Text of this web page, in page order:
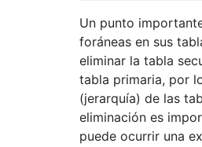
Un punto
foráneas en sus
eliminar la tabla
tabla primaria, por
(jerarquía) de las
eliminación es
puede ocurrir una